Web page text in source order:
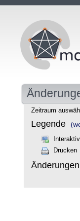
Zeitraum
Legende
Interaktiv
Drucken
Änderungen